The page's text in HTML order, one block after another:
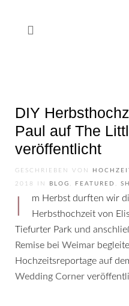
DIY
Paul auf The
veröffentlicht
GESCHRIEBEN VON
2018 IN BLOG , FEATURED ,
Herbsthochzeit von
Tiefurter Park und
Remise bei Weimar
Hochzeitsreportage auf
Wedding Corner